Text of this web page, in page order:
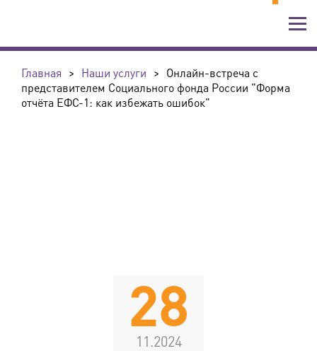
Главная > Наши услуги > Онлайн-встреча с
представителем Социального фонда России "Форма
отчёта ЕФС-1: как избежать ошибок"
28
11.2024